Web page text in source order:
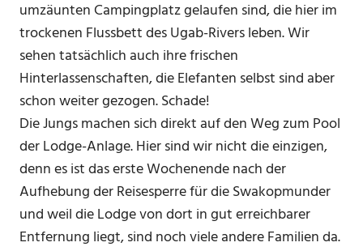
umzäunten Campingplatz gelaufen sind, die hier im
trockenen Flussbett des Ugab-Rivers leben. Wir
sehen tatsächlich auch ihre frischen
Hinterlassenschaften, die Elefanten selbst sind aber
schon weiter gezogen. Schade!
Die Jungs machen sich direkt auf den Weg zum Pool
der Lodge-Anlage. Hier sind wir nicht die einzigen,
denn es ist das erste Wochenende nach der
Aufhebung der Reisesperre für die Swakopmunder
und weil die Lodge von dort in gut erreichbarer
Entfernung liegt, sind noch viele andere Familien da.